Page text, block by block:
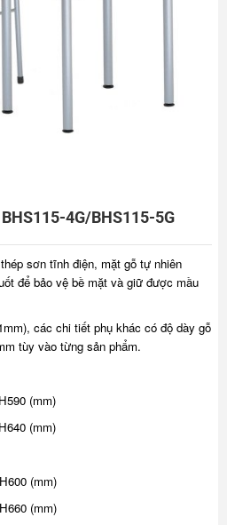
4G/BHS115-5G
sơn tĩnh điện, mặt gỗ tự nhiên
để bảo vệ bề mặt và giữ được mầu
các chi tiết phụ khác có độ dày gỗ
tùy vào từng sản phẩm.
(mm)
(mm)
(mm)
(mm)